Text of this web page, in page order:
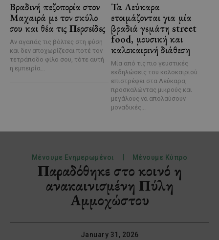
Βραδινή πεζοπορία στον
Μαχαιρά με τον σκύλο
σου και θέα τις Περσείδες
Αν αγαπάς τις βόλτες στη φύση
και δεν αποχωρίζεσαι ποτέ τον
τετράποδο φίλο σου, τότε αυτή
η εμπειρία...
Τα Λεύκαρα
ετοιμάζονται για μία
βραδιά γεμάτη street
food, μουσική και
καλοκαιρινή διάθεση
Μία από τις πιο γευστικές
εκδηλώσεις του καλοκαιριού
επιστρέφει στα Λεύκαρα,
προσκαλώντας μικρούς και
μεγάλους να απολαύσουν
μοναδικές...